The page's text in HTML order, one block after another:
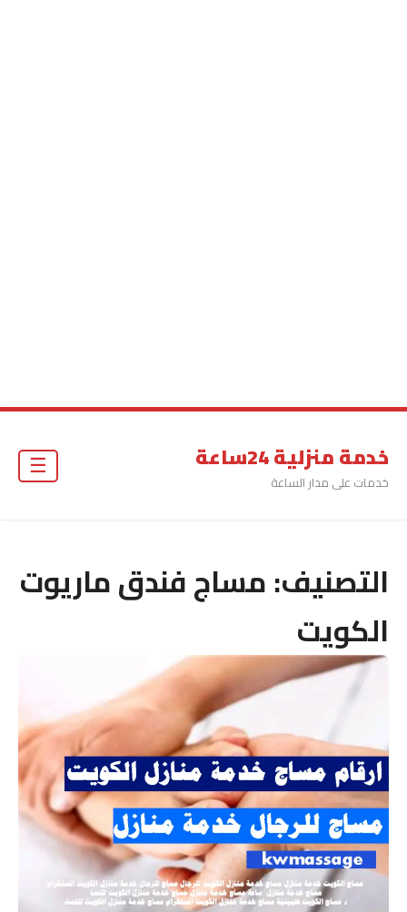
خدمة منزلية 24ساعة
خدمات على مدار الساعة
☰
التصنيف:مساج فندق ماريوت
الكويت